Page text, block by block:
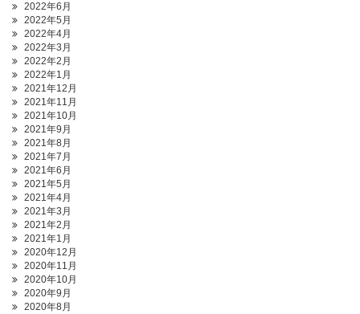
2022年6月
2022年5月
2022年4月
2022年3月
2022年2月
2022年1月
2021年12月
2021年11月
2021年10月
2021年9月
2021年8月
2021年7月
2021年6月
2021年5月
2021年4月
2021年3月
2021年2月
2021年1月
2020年12月
2020年11月
2020年10月
2020年9月
2020年8月